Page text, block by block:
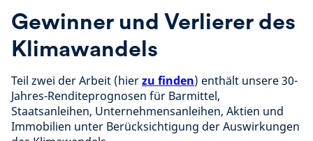
Gewinner und Verlierer des
Klimawandels
Teil zwei der Arbeit (hierzu finden) enthält unsere 30-
Jahres-Renditeprognosen für Barmittel,
Staatsanleihen, Unternehmensanleihen, Aktien und
Immobilien unter Berücksichtigung der Auswirkungen